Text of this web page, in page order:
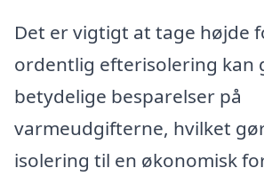
Det er vigtigt at tage højde
ordentlig efterisolering kan
betydelige besparelser på
varmeudgifterne, hvilket
isolering til en økonomisk